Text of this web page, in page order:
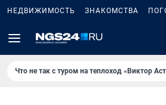
НЕДВИЖИМОСТЬ ЗНАКОМСТВА
Что не так с туром на теплоход «Виктор